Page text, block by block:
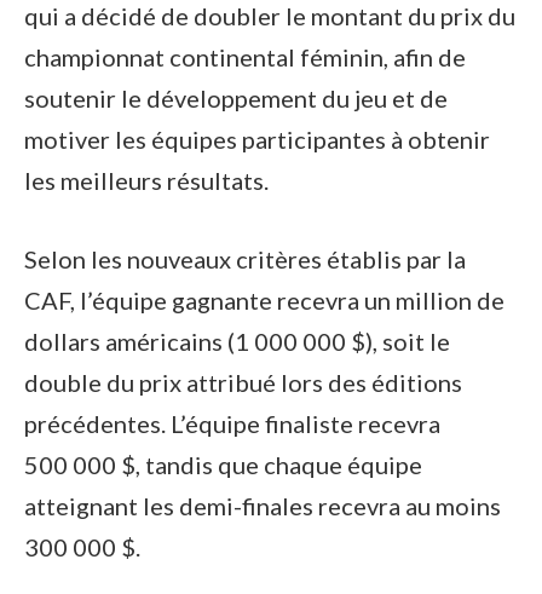
qui a décidé de doubler le montant du prix du
championnat continental féminin, afin de
soutenir le développement du jeu et de
motiver les équipes participantes à obtenir
les meilleurs résultats.
Selon les nouveaux critères établis par la
CAF, l’équipe gagnante recevra un million de
dollars américains (1 000 000 $), soit le
double du prix attribué lors des éditions
précédentes. L’équipe finaliste recevra
500 000 $, tandis que chaque équipe
atteignant les demi-finales recevra au moins
300 000 $.